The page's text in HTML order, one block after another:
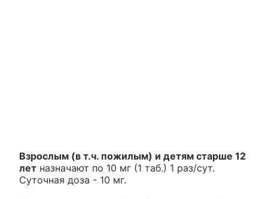
Взрослым (в т.ч. пожилым) и детям старше 12
лет назначают по 10 мг (1 таб.) 1 раз/сут.
Суточная доза - 10 мг.